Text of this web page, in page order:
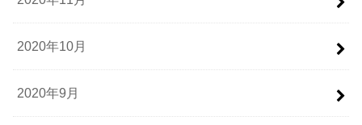
2020年10月
2020年9月